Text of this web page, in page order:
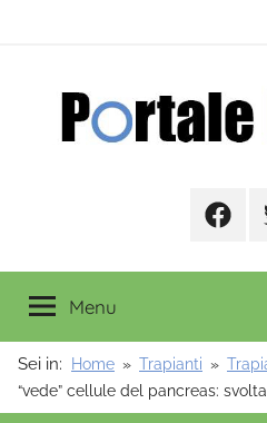
Menu
Sei in: Home Trapianti
“vede” cellule del pancreas: